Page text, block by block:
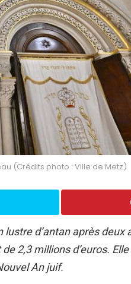
(Crédits photo : Ville de Metz)
d’antan après deux
2,3 millions d’euros. Elle
An juif.